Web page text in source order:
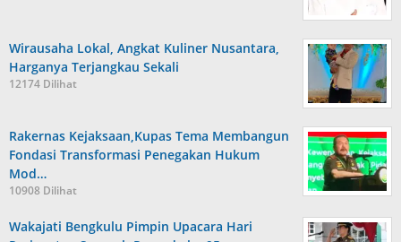
Wirausaha Lokal, Angkat Kuliner Nusantara,
Harganya Terjangkau Sekali
12174 Dilihat
Rakernas Kejaksaan,Kupas Tema Membangun
Fondasi Transformasi Penegakan Hukum
Mod…
10908 Dilihat
Wakajati Bengkulu Pimpin Upacara Hari